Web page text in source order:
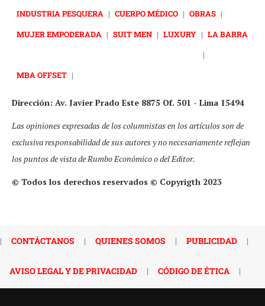
INDUSTRIA PESQUERA | CUERPO MÉDICO | OBRAS |
MUJER EMPODERADA | SUIT MEN | LUXURY | LA BARRA
|
MBA OFFSET |
Dirección: Av. Javier Prado Este 8875 Of. 501 - Lima 15494
Las opiniones expresadas de los columnistas en los artículos son de
exclusiva responsabilidad de sus autores y no necesariamente reflejan
los puntos de vista de Rumbo Económico o del Editor.
© Todos los derechos reservados © Copyrigth 2023
| CONTÁCTANOS | QUIENES SOMOS | PUBLICIDAD |
AVISO LEGAL Y DE PRIVACIDAD | CÓDIGO DE ÉTICA |